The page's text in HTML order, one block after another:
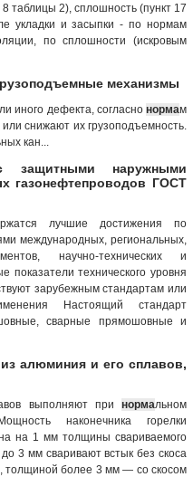
таблицы 2), сплошность (пункт 17
укладки и засыпки - по нормам
по сплошности (искровым
механизмы
иного дефекта, согласно нормам
снижают их грузоподъемность.
кан...
наружными
газонефтепроводов ГОСТ
лучшие достижения по
международных, региональных,
научно-технических и
показатели технического уровня
зарубежным стандартам или
Настоящий стандарт
сварные прямошовные и
алюминия и его сплавов,
выполняют при нормальном
наконечника горелки
на 1 мм толщины свариваемого
3 мм сваривают встык без скоса
толщиной более 3 мм — со скосом